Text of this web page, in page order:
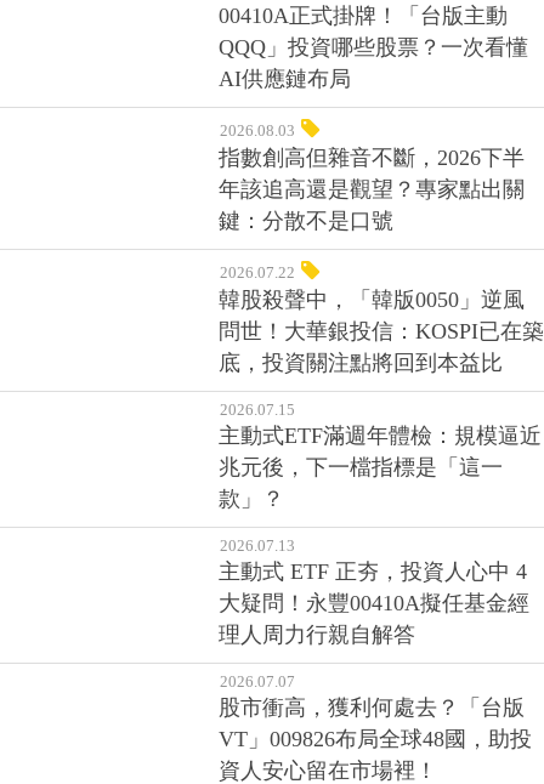
00410A正式掛牌！「台版主動
QQQ」投資哪些股票？一次看懂
AI供應鏈布局
2026.08.03
指數創高但雜音不斷，2026下半
年該追高還是觀望？專家點出關
鍵：分散不是口號
2026.07.22
韓股殺聲中，「韓版0050」逆風
問世！大華銀投信：KOSPI已在築
底，投資關注點將回到本益比
2026.07.15
主動式ETF滿週年體檢：規模逼近
兆元後，下一檔指標是「這一
款」？
2026.07.13
主動式 ETF 正夯，投資人心中 4
大疑問！永豐00410A擬任基金經
理人周力行親自解答
2026.07.07
股市衝高，獲利何處去？「台版
VT」009826布局全球48國，助投
資人安心留在市場裡！